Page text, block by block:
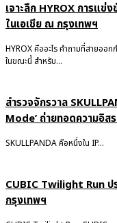
เจาะลึก HYROX การแ
ในเอเชีย ณ กรุงเทพฯ
HYROX คืออะไร คำถามที่สายออ
ในขณะนี้ สำหรับ...
สำรวจจักรวาล
Mode’ ถ่ายทอดความอิส
SKULLPANDA คือหนึ่งใน IP...
CUBIC Twilight Run ป
กรุงเทพฯ